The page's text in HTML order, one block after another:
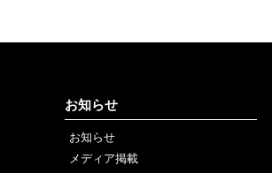
お知らせ
お知らせ
メディア掲載